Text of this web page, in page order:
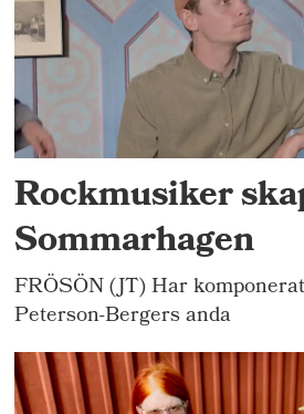
Rockmusiker
Sommarhagen
FRÖSÖN (JT) Har
Peterson-Bergers anda